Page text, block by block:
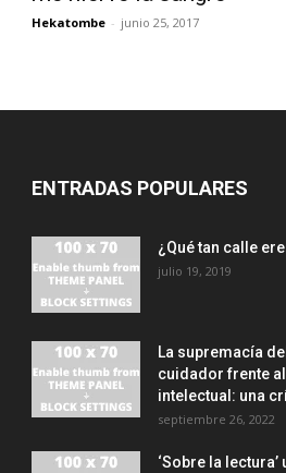
Hekatombe - junio 25, 2017
ENTRADAS POPULARES
¿Qué tan calle
julio 19, 2019
La supremacía
cuidador frente
intelectual: una
septiembre 26, 2022
‘Sobre la lectura’